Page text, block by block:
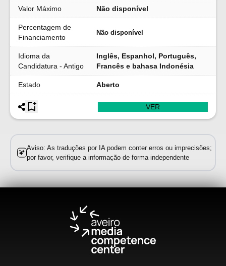
Valor Máximo Não disponível
Percentagem de
Financiamento
Não disponível
Idioma da
Candidatura - Antigo
Inglês, Espanhol, Português,
Francês e bahasa Indonésia
Estado Aberto
VER
Aviso: As traduções por IA podem conter erros ou imprecisões;
por favor, verifique a informação de forma independente